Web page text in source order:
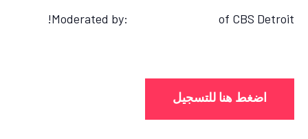
Moderated by:
of CBS Detroit!
اضغط هنا للتسجيل